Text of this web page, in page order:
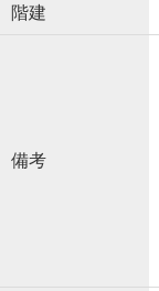
階建
備考